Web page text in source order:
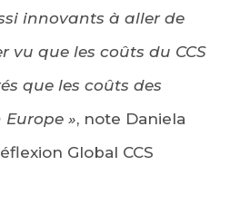
innovants à aller de
vu que les coûts du CCS
que les coûts des
Europe », note Daniela
Global CCS